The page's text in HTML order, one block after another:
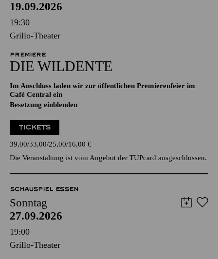
19.09.2026
19:30
Grillo-Theater
PREMIERE
DIE WILDENTE
Im Anschluss laden wir zur öffentlichen Premierenfeier im
Café Central ein
Besetzung einblenden
TICKETS
39,00 33,00 25,00 16,00 €
Die Veranstaltung ist vom Angebot der TUPcard ausgeschlossen.
SCHAUSPIEL ESSEN
Sonntag
27.09.2026
19:00
Grillo-Theater